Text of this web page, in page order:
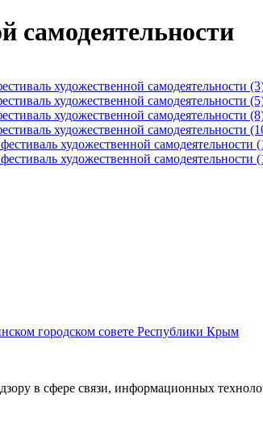
самодеятельности
городском совете Республики Крым
в сфере связи, информационных